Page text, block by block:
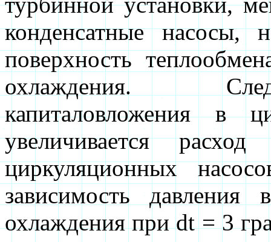
конденсатные
поверхность
охлаждения.
капиталовложения в
увеличивается
циркуляционных
зависимость давления
охлаждения при dt = 3